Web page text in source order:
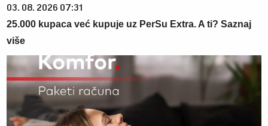
03. 08. 2026 07:31
25.000 kupaca već kupuje uz PerSu Extra. A ti? Saznaj
više